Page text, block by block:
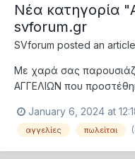
Nέα κατηγορία
svforum.gr
SVforum posted an
Με χαρά σας
ΑΓΓΕΛΙΩΝ που
γίνεται σε 6 βήματα
φόρμας μετά την
January 6, 2024 at
αγγελίες πωλείται